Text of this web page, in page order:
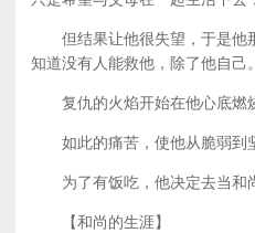
但结果让他很失望，于是他
知道没有人能救他，除了他自己。
复仇的火焰开始在他心底燃
如此的痛苦，使他从脆弱到
为了有饭吃，他决定去当和
【和尚的生涯】